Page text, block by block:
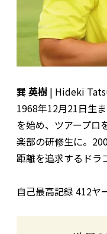
巽 英樹 | Hideki
1968年12月21日生
を始め、ツアープロ
楽部の研修生に。
距離を追求するドラ
自己最高記録 412ヤ